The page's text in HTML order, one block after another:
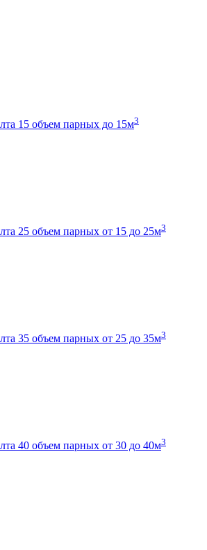
15 объем парных до 15м3
25 объем парных от 15 до 25м3
35 объем парных от 25 до 35м3
40 объем парных от 30 до 40м3